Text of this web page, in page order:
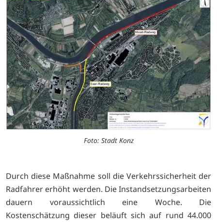
Foto: Stadt Konz
Durch diese Maßnahme soll die Verkehrssicherheit der
Radfahrer erhöht werden. Die Instandsetzungsarbeiten
dauern voraussichtlich eine Woche. Die
Kostenschätzung dieser beläuft sich auf rund 44.000